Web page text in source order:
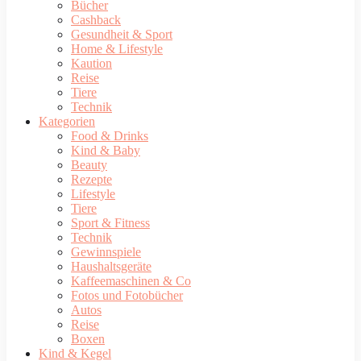
Bücher
Cashback
Gesundheit & Sport
Home & Lifestyle
Kaution
Reise
Tiere
Technik
Kategorien
Food & Drinks
Kind & Baby
Beauty
Rezepte
Lifestyle
Tiere
Sport & Fitness
Technik
Gewinnspiele
Haushaltsgeräte
Kaffeemaschinen & Co
Fotos und Fotobücher
Autos
Reise
Boxen
Kind & Kegel